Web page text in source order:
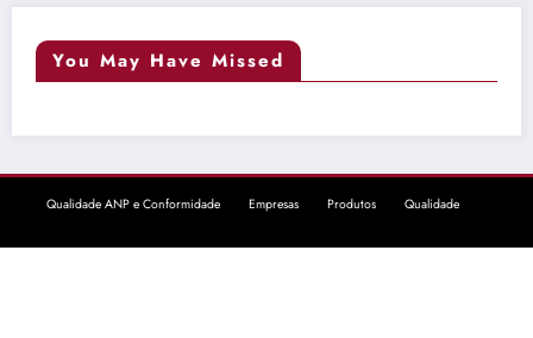
You May Have Missed
Qualidade ANP e Conformidade Empresas Produtos Qualidade